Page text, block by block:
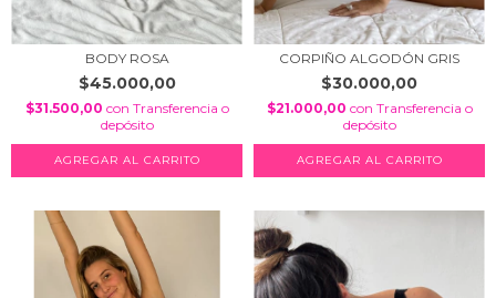
BODY ROSA
$45.000,00
$31.500,00 con Transferencia o
depósito
AGREGAR AL CARRITO
CORPIÑO ALGODÓN GRIS
$30.000,00
$21.000,00 con Transferencia o
depósito
AGREGAR AL CARRITO